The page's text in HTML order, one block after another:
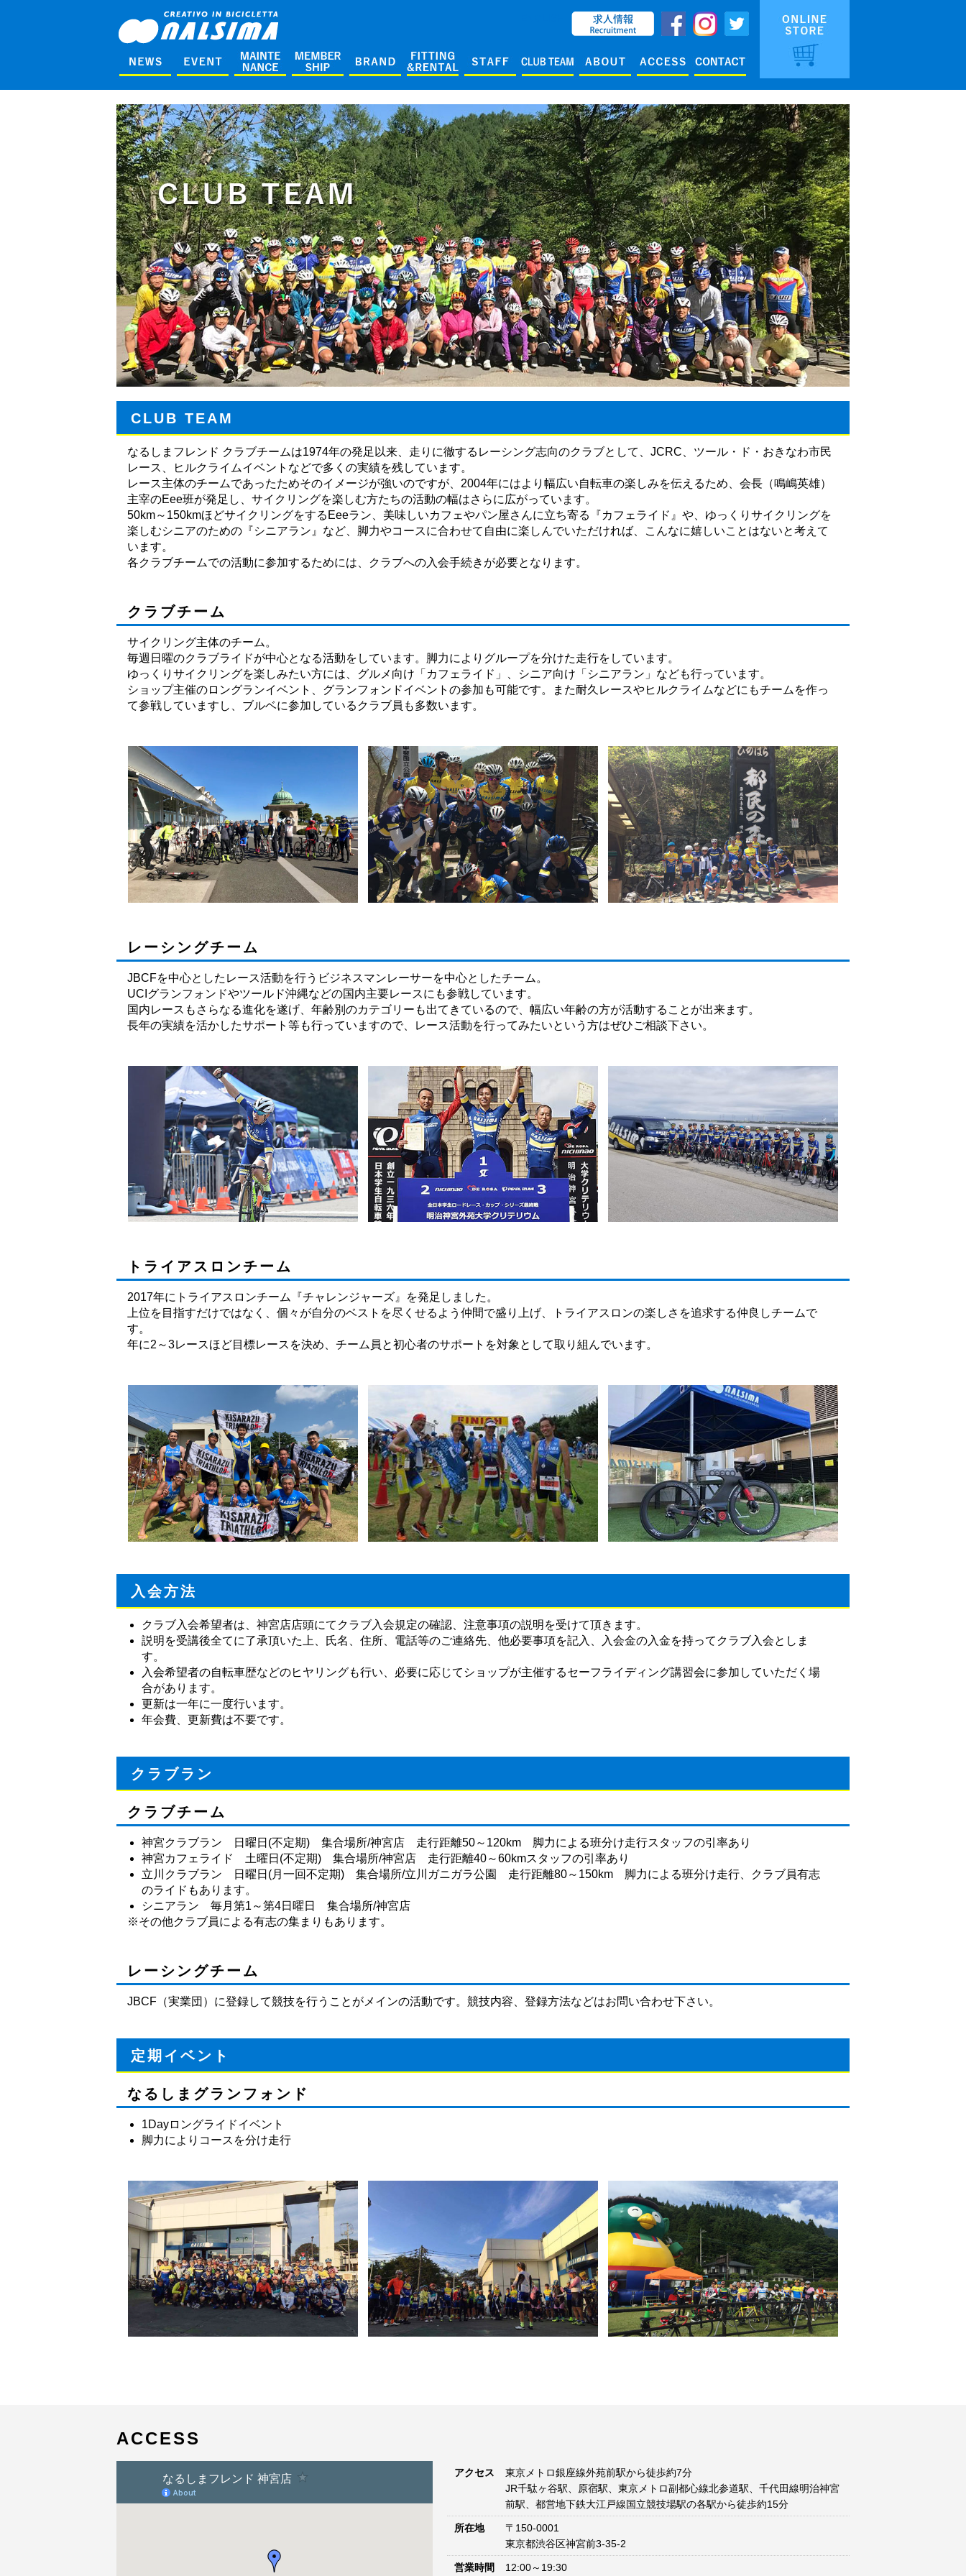
CLUB TEAM
なるしまフレンド クラブチームは1974年の発足以来、走りに徹するレーシング志向のクラブとして、JCRC、ツール・ド・おきなわ市民
レース、ヒルクライムイベントなどで多くの実績を残しています。
レース主体のチームであったためそのイメージが強いのですが、2004年にはより幅広い自転車の楽しみを伝えるため、会長（鳴嶋英雄）
主宰のEee班が発足し、サイクリングを楽しむ方たちの活動の幅はさらに広がっています。
50km～150kmほどサイクリングをするEeeラン、美味しいカフェやパン屋さんに立ち寄る『カフェライド』や、ゆっくりサイクリングを
楽しむシニアのための『シニアラン』など、脚力やコースに合わせて自由に楽しんでいただければ、こんなに嬉しいことはないと考えて
います。
各クラブチームでの活動に参加するためには、クラブへの入会手続きが必要となります。
クラブチーム
サイクリング主体のチーム。
毎週日曜のクラブライドが中心となる活動をしています。脚力によりグループを分けた走行をしています。
ゆっくりサイクリングを楽しみたい方には、グルメ向け「カフェライド」、シニア向け「シニアラン」なども行っています。
ショップ主催のロングランイベント、グランフォンドイベントの参加も可能です。また耐久レースやヒルクライムなどにもチームを作っ
て参戦していますし、ブルベに参加しているクラブ員も多数います。
レーシングチーム
JBCFを中心としたレース活動を行うビジネスマンレーサーを中心としたチーム。
UCIグランフォンドやツールド沖縄などの国内主要レースにも参戦しています。
国内レースもさらなる進化を遂げ、年齢別のカテゴリーも出てきているので、幅広い年齢の方が活動することが出来ます。
長年の実績を活かしたサポート等も行っていますので、レース活動を行ってみたいという方はぜひご相談下さい。
トライアスロンチーム
2017年にトライアスロンチーム『チャレンジャーズ』を発足しました。
上位を目指すだけではなく、個々が自分のベストを尽くせるよう仲間で盛り上げ、トライアスロンの楽しさを追求する仲良しチームで
す。
年に2～3レースほど目標レースを決め、チーム員と初心者のサポートを対象として取り組んでいます。
入会方法
クラブ入会希望者は、神宮店店頭にてクラブ入会規定の確認、注意事項の説明を受けて頂きます。
説明を受講後全てに了承頂いた上、氏名、住所、電話等のご連絡先、他必要事項を記入、入会金の入金を持ってクラブ入会としま
す。
入会希望者の自転車歴などのヒヤリングも行い、必要に応じてショップが主催するセーフライディング講習会に参加していただく場
合があります。
更新は一年に一度行います。
年会費、更新費は不要です。
クラブラン
クラブチーム
神宮クラブラン 日曜日(不定期) 集合場所/神宮店 走行距離50～120km 脚力による班分け走行スタッフの引率あり
神宮カフェライド 土曜日(不定期) 集合場所/神宮店 走行距離40～60kmスタッフの引率あり
立川クラブラン 日曜日(月一回不定期) 集合場所/立川ガニガラ公園 走行距離80～150km 脚力による班分け走行、クラブ員有志
のライドもあります。
シニアラン 毎月第1～第4日曜日 集合場所/神宮店
※その他クラブ員による有志の集まりもあります。
レーシングチーム
JBCF（実業団）に登録して競技を行うことがメインの活動です。競技内容、登録方法などはお問い合わせ下さい。
定期イベント
なるしまグランフォンド
1Dayロングライドイベント
脚力によりコースを分け走行
ACCESS
アクセス
東京メトロ銀座線外苑前駅から徒歩約7分
JR千駄ヶ谷駅、原宿駅、東京メトロ副都心線北参道駅、千代田線明治神宮
前駅、都営地下鉄大江戸線国立競技場駅の各駅から徒歩約15分
所在地
〒150-0001
東京都渋谷区神宮前3-35-2
営業時間 12:00～19:30